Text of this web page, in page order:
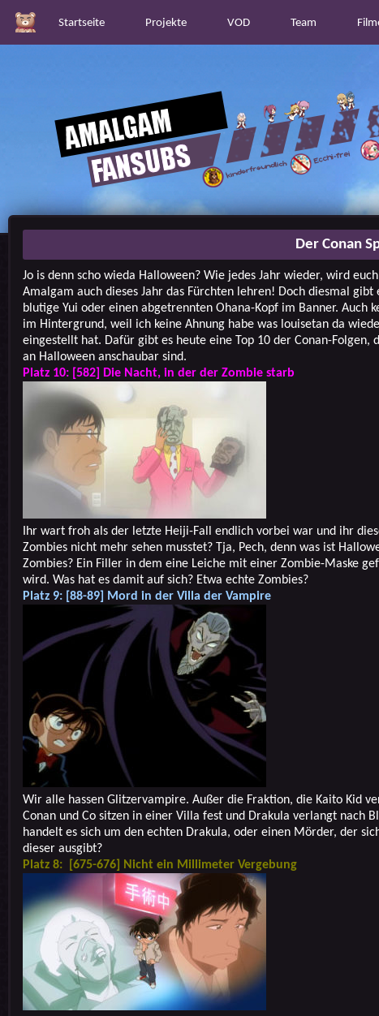
Startseite Projekte VOD Team
Der Conan
Jo is denn scho wieda Halloween? Wie jedes Jahr wieder, wird euch
Amalgam auch dieses Jahr das Fürchten lehren! Doch diesmal gibt
blutige Yui oder einen abgetrennten Ohana-Kopf im Banner. Auch
im Hintergrund, weil ich keine Ahnung habe was louisetan da
eingestellt hat. Dafür gibt es heute eine Top 10 der Conan-Folgen,
an Halloween anschaubar sind.
Platz 10: [582] Die Nacht, in der der Zombie starb
Ihr wart froh als der letzte Heiji-Fall endlich vorbei war und ihr
Zombies nicht mehr sehen musstet? Tja, Pech, denn was ist
Zombies? Ein Filler in dem eine Leiche mit einer Zombie-Maske
wird. Was hat es damit auf sich? Etwa echte Zombies?
Platz 9: [88-89] Mord in der Villa der Vampire
Wir alle hassen Glitzervampire. Außer die Fraktion, die Kaito Kid
Conan und Co sitzen in einer Villa fest und Drakula verlangt nach
handelt es sich um den echten Drakula, oder einen Mörder, der
dieser ausgibt?
Platz 8: [675-676] Nicht ein Millimeter Vergebung